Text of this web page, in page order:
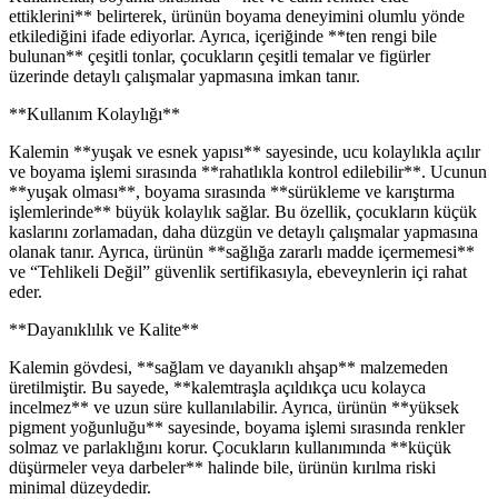
ettiklerini** belirterek, ürünün boyama deneyimini olumlu yönde
etkilediğini ifade ediyorlar. Ayrıca, içeriğinde **ten rengi bile
bulunan** çeşitli tonlar, çocukların çeşitli temalar ve figürler
üzerinde detaylı çalışmalar yapmasına imkan tanır.
**Kullanım Kolaylığı**
Kalemin **yuşak ve esnek yapısı** sayesinde, ucu kolaylıkla açılır
ve boyama işlemi sırasında **rahatlıkla kontrol edilebilir**. Ucunun
**yuşak olması**, boyama sırasında **sürükleme ve karıştırma
işlemlerinde** büyük kolaylık sağlar. Bu özellik, çocukların küçük
kaslarını zorlamadan, daha düzgün ve detaylı çalışmalar yapmasına
olanak tanır. Ayrıca, ürünün **sağlığa zararlı madde içermemesi**
ve “Tehlikeli Değil” güvenlik sertifikasıyla, ebeveynlerin içi rahat
eder.
**Dayanıklılık ve Kalite**
Kalemin gövdesi, **sağlam ve dayanıklı ahşap** malzemeden
üretilmiştir. Bu sayede, **kalemtraşla açıldıkça ucu kolayca
incelmez** ve uzun süre kullanılabilir. Ayrıca, ürünün **yüksek
pigment yoğunluğu** sayesinde, boyama işlemi sırasında renkler
solmaz ve parlaklığını korur. Çocukların kullanımında **küçük
düşürmeler veya darbeler** halinde bile, ürünün kırılma riski
minimal düzeydedir.